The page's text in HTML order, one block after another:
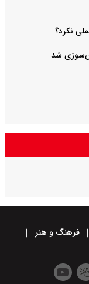
نکرد؟
شد
فرهنگ و هنر